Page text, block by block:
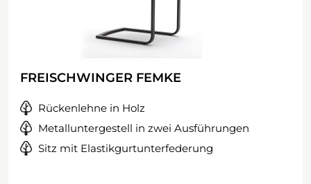
FREISCHWINGER FEMKE
Rückenlehne in Holz
Metalluntergestell in zwei Ausführungen
Sitz mit Elastikgurtunterfederung